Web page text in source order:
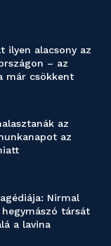
ilyen alacsony az
– az
már csökkent
az
az
Nirmal
társát
a lavina